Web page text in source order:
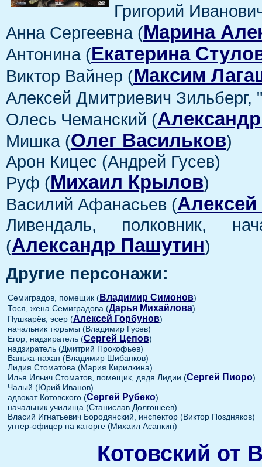
Григорий
Анна Сергеевна (Марина
Антонина (Екатерина
Виктор Вайнер (Максим
Алексей Дмитриевич
Олесь Чеманский (
Мишка (Олег Васильков)
Арон Кицес (Андрей Гусев)
Руф (Михаил Крылов)
Василий Афанасьев (
Ливендаль, полковник,
(Александр Пашутин)
Другие персонажи:
Семиградов, помещик (Владимир Симонов)
Тося, жена Семиградова (Дарья Михайлова)
Пушкарёв, эсер (Алексей Горбунов)
начальник тюрьмы (Владимир Гусев)
Егор, надзиратель (Сергей Цепов)
надзиратель (Дмитрий Прокофьев)
Ванька-пахан (Владимир Шибанков)
Лидия Стоматова (Мария Кирилкина)
Илья Ильич Стоматов, помещик, дядя Лидии (Сергей Пиоро)
Чалый (Юрий Иванов)
адвокат Котовского (Сергей Рубеко)
начальник училища (Станислав Долгошеев)
Власий Игнатьевич Бородянский, инспектор (Виктор Поздняков)
унтер-офицер на каторге (Михаил Асанкин)
Котовский от